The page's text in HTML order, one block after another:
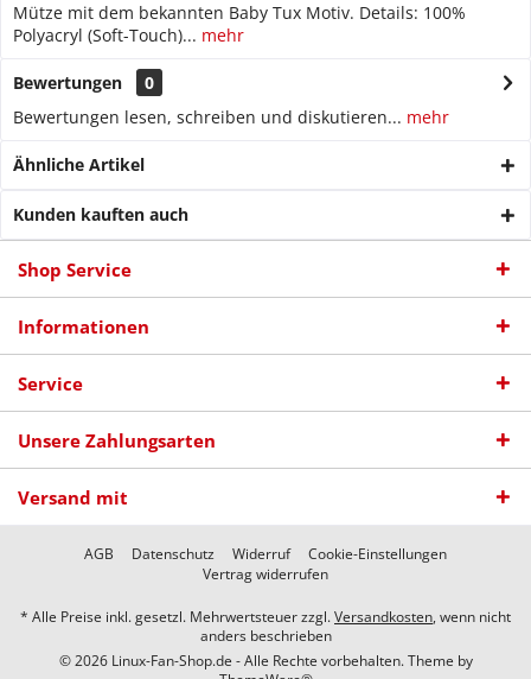
Mütze mit dem bekannten Baby Tux Motiv. Details: 100%
Polyacryl (Soft-Touch)... mehr
Bewertungen
0
Bewertungen lesen, schreiben und diskutieren... mehr
Ähnliche Artikel
Kunden kauften auch
Shop Service
Informationen
Service
Unsere Zahlungsarten
Versand mit
AGB Datenschutz Widerruf
Cookie-Einstellungen
Vertrag widerrufen
* Alle Preise inkl. gesetzl. Mehrwertsteuer zzgl.Versandkosten, wenn nicht
anders beschrieben
© 2026 Linux-Fan-Shop.de - Alle Rechte vorbehalten. Theme by